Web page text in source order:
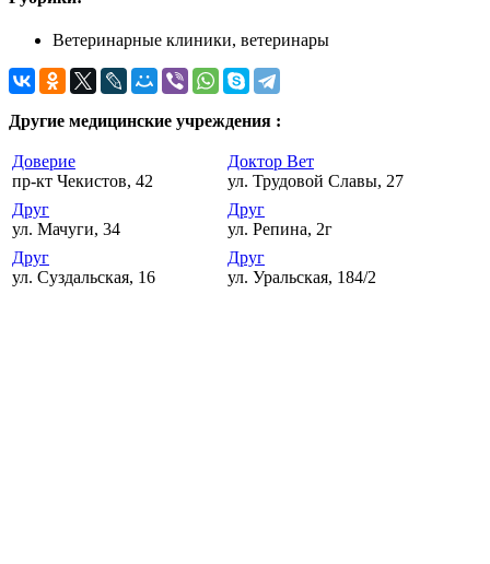
Ветеринарные клиники, ветеринары
Другие медицинские учреждения :
Доверие
пр-кт Чекистов, 42
Доктор Вет
ул. Трудовой Славы, 27
Друг
ул. Мачуги, 34
Друг
ул. Репина, 2г
Друг
ул. Суздальская, 16
Друг
ул. Уральская, 184/2